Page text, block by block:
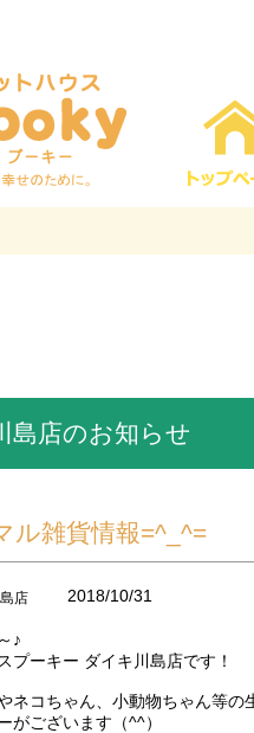
島店のお知らせ
ル雑貨情報=^_^=
店 2018/10/31
♪
プーキー ダイキ川島店です！
ネコちゃん、小動物ちゃん等
がございます（^^）